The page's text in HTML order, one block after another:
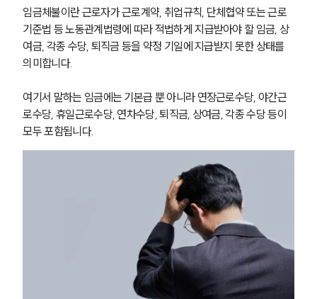
임금체불이란 근로자가 근로계약, 취업규칙, 단체협약 또는 근로
기준법 등 노동관계법령에 따라 적법하게 지급받아야 할 임금, 상
여금, 각종 수당, 퇴직금 등을 약정 기일에 지급받지 못한 상태를
의미합니다.
여기서 말하는 임금에는 기본급 뿐 아니라 연장근로수당, 야간근
로수당, 휴일근로수당, 연차수당, 퇴직금, 상여금, 각종 수당 등이
모두 포함됩니다.